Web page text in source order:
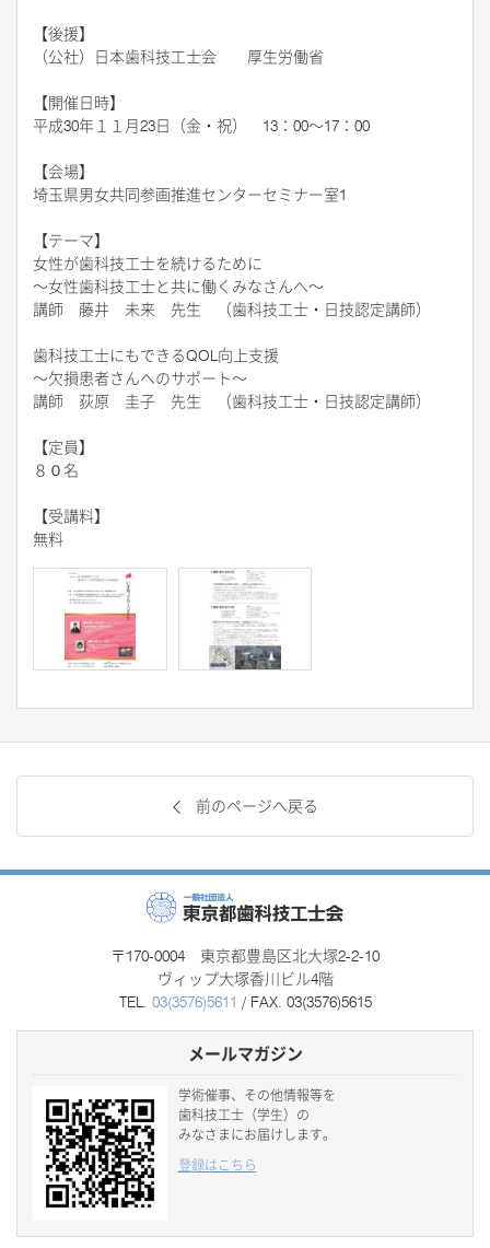
【後援】
（公社）日本歯科技工士会 厚生労働省
【開催日時】
平成30年１１月23日（金・祝） 13：00～17：00
【会場】
埼玉県男女共同参画推進センターセミナー室1
【テーマ】
女性が歯科技工士を続けるために
～女性歯科技工士と共に働くみなさんへ～
講師 藤井 未来 先生 （歯科技工士・日技認定講師）
歯科技工士にもできるQOL向上支援
～欠損患者さんへのサポート～
講師 荻原 圭子 先生 （歯科技工士・日技認定講師）
【定員】
８０名
【受講料】
無料
前のページへ戻る
〒170-0004 東京都豊島区北大塚2-2-10
ヴィップ大塚香川ビル4階
TEL. 03(3576)5611 / FAX. 03(3576)5615
メールマガジン
学術催事、その他情報等を
歯科技工士（学生）の
みなさまにお届けします。
登録はこちら